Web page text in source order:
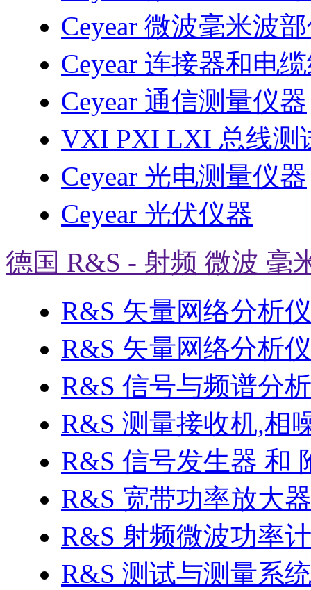
Ceyear 微波毫米波
Ceyear 连接器和电
Ceyear 通信测量仪器
VXI PXI LXI 总线测
Ceyear 光电测量仪器
Ceyear 光伏仪器
德国 R&S - 射频 微波 毫
R&S 矢量网络分析仪
R&S 矢量网络分析
R&S 信号与频谱分
R&S 测量接收机,相
R&S 信号发生器 和
R&S 宽带功率放大器
R&S 射频微波功率
R&S 测试与测量系